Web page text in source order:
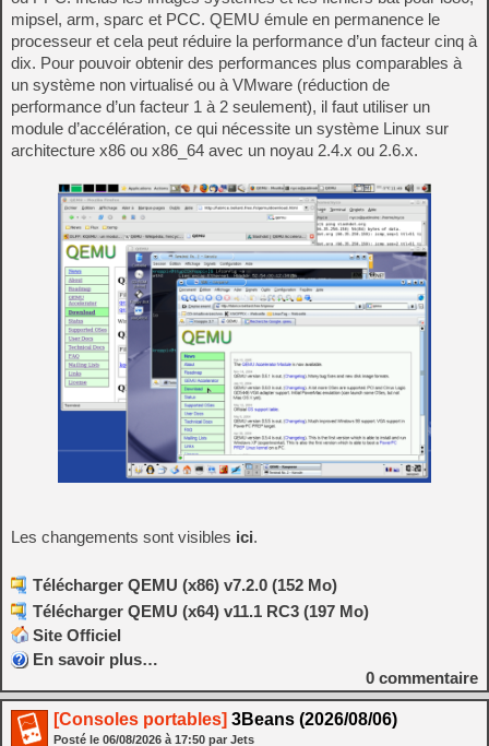
mipsel, arm, sparc et PCC. QEMU émule en permanence le
processeur et cela peut réduire la performance d’un facteur cinq à
dix. Pour pouvoir obtenir des performances plus comparables à
un système non virtualisé ou à VMware (réduction de
performance d’un facteur 1 à 2 seulement), il faut utiliser un
module d’accélération, ce qui nécessite un système Linux sur
architecture x86 ou x86_64 avec un noyau 2.4.x ou 2.6.x.
Les changements sont visibles ici.
Télécharger QEMU (x86) v7.2.0 (152 Mo)
Télécharger QEMU (x64) v11.1 RC3 (197 Mo)
Site Officiel
En savoir plus…
0 commentaire
[Consoles portables] 3Beans (2026/08/06)
Posté le 06/08/2026 à 17:50 par Jets